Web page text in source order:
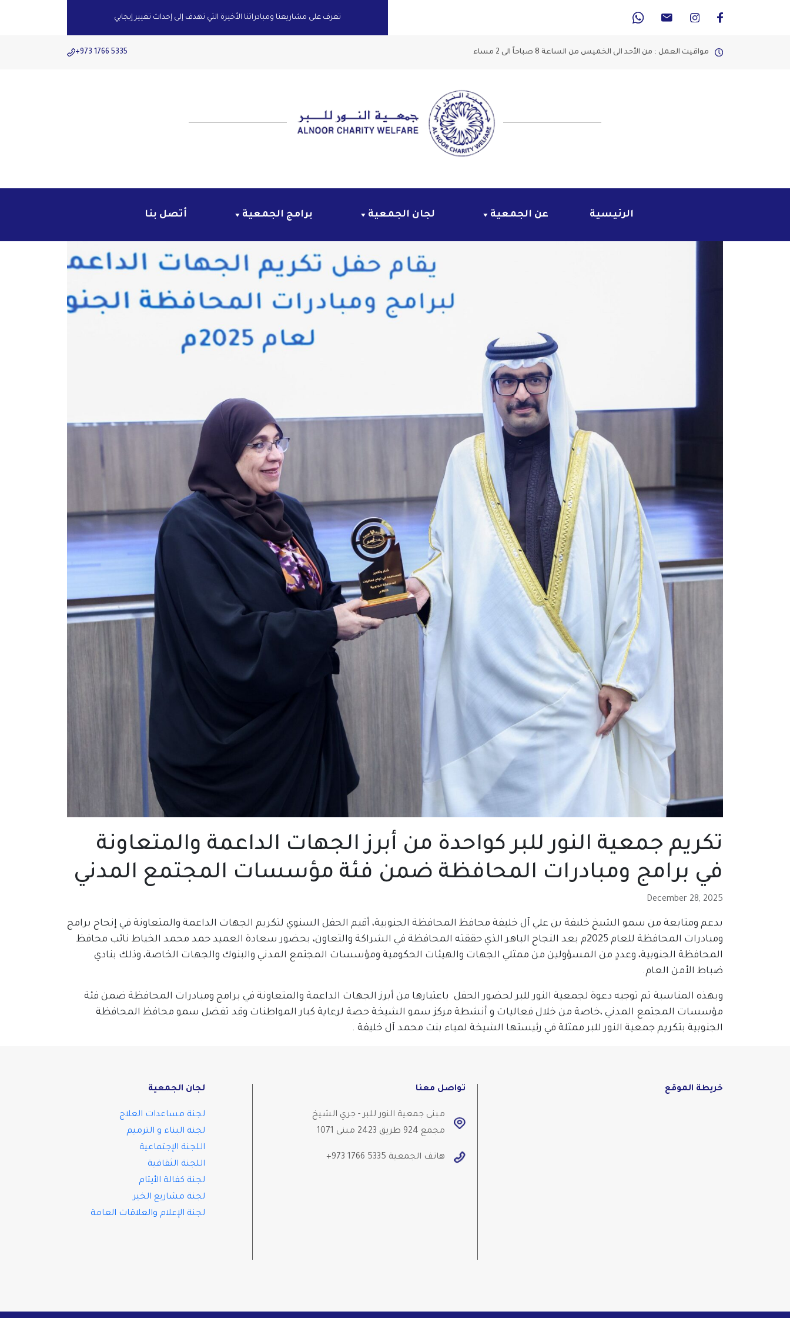
تعرف على مشاريعنا ومبادراتنا الأخيرة التي تهدف إلى إحداث تغيير إيجابي
مواقيت العمل : من الأحد الى الخميس من الساعة 8 صباحاً الى 2 مساء +973 1766 5335
الرئيسية عن الجمعية لجان الجمعية برامج الجمعية أتصل بنا
تكريم جمعية النور للبر كواحدة من أبرز الجهات الداعمة والمتعاونة
في برامج ومبادرات المحافظة ضمن فئة مؤسسات المجتمع المدني
December 28, 2025
بدعم ومتابعة من سمو الشيخ خليفة بن علي آل خليفة محافظ المحافظة الجنوبية، أقيم الحفل السنوي لتكريم الجهات الداعمة والمتعاونة في إنجاح برامج
ومبادرات المحافظة للعام 2025م بعد النجاح الباهر الذي حققته المحافظة في الشراكة والتعاون، بحضور سعادة العميد حمد محمد الخياط نائب محافظ
المحافظة الجنوبية، وعددٍ من المسؤولين من ممثلي الجهات والهيئات الحكومية ومؤسسات المجتمع المدني والبنوك والجهات الخاصة، وذلك بنادي
ضباط الأمن العام.
وبهذه المناسبة تم توجيه دعوة لجمعية النور للبر لحضور الحفل باعتبارها من أبرز الجهات الداعمة والمتعاونة في برامج ومبادرات المحافظة ضمن فئة
مؤسسات المجتمع المدني ،خاصة من خلال فعاليات و أنشطة مركز سمو الشيخة حصة لرعاية كبار المواطنات وقد تفضل سمو محافظ المحافظة
الجنوبية بتكريم جمعية النور للبر ممثلة في رئيستها الشيخة لمياء بنت محمد آل خليفة .
خريطة الموقع تواصل معنا
مبنى جمعية النور للبر - جري الشيخ
مجمع 924 طريق 2423 مبنى 1071
هاتف الجمعية +973 1766 5335
لجان الجمعية
لجنة مساعدات العلاج
لجنة البناء و الترميم
اللجنة الإجتماعية
اللجنة الثقافية
لجنة كفالة الأيتام
لجنة مشاريع الخير
لجنة الإعلام والعلاقات العامة